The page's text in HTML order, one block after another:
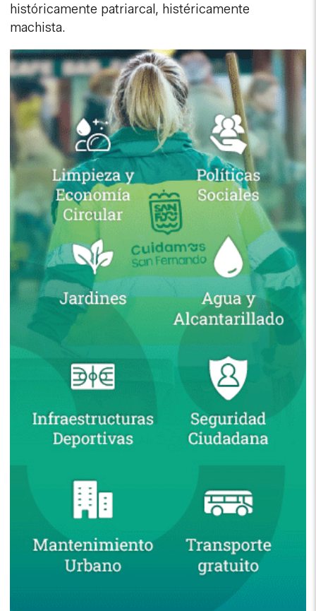
históricamente patriarcal, histéricamente
machista.